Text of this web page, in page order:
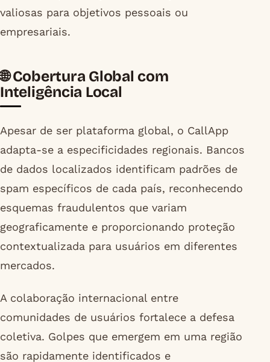
valiosas para objetivos pessoais ou
empresariais.
🌐 Cobertura Global com
Inteligência Local
Apesar de ser plataforma global, o CallApp
adapta-se a especificidades regionais. Bancos
de dados localizados identificam padrões de
spam específicos de cada país, reconhecendo
esquemas fraudulentos que variam
geograficamente e proporcionando proteção
contextualizada para usuários em diferentes
mercados.
A colaboração internacional entre
comunidades de usuários fortalece a defesa
coletiva. Golpes que emergem em uma região
são rapidamente identificados e